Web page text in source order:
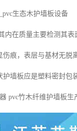
生态木护墙板设备
在质量主要检测其
痕，表层与基材无
墙板应是塑料密封包
pvc竹木纤维护墙板生